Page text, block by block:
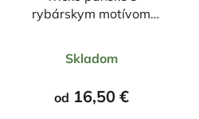
rybárskym motívom
hodnotenie
produktu
je
Skladom
od 16,50 €